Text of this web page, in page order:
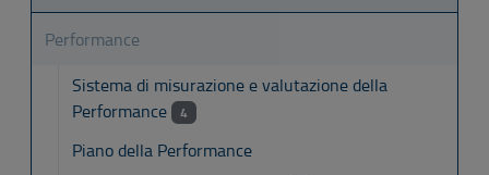
Performance
Sistema di misurazione e valutazione della
Performance
4
Piano della Performance